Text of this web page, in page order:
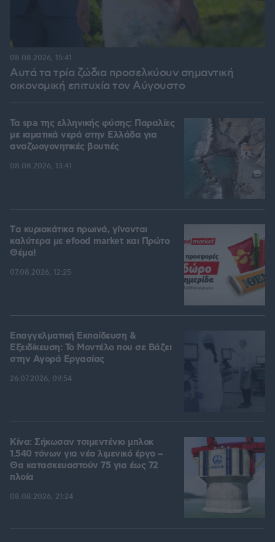
Αυτά τα τρία ζώδια προσελκύουν σημαντική
οικονομική επιτυχία τον Αύγουστο
08.08.2026, 15:41
Τα spa της ελληνικής φύσης: Παραλίες
με ιαματικά νερά στην Ελλάδα για
αναζωογονητικές βουτιές
08.08.2026, 13:41
Tα κυριακάτικα πρωινά, γίνονται
καλύτερα με efood market και Πρώτο
Θέμα!
07.08.2026, 12:25
Επαγγελματική Εκπαίδευση &
Εξειδίκευση: Το Mοντέλο που σε Bάζει
στην Aγορά Eργασίας
26.07.2026, 09:54
Κίνα: Σήκωσαν τσιμεντένιο μπλοκ
1.540 τόνων για νέο λιμενικό έργο –
Θα κατασκευαστούν 75 για έως 72
πλοία
08.08.2026, 21:24